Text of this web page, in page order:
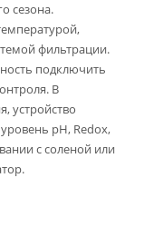
сезона.
фильтрации.
подключить
В
устройство
pH, Redox,
с соленой или